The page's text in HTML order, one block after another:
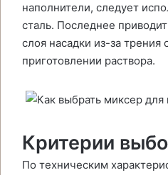
наполнители, следует
сталь. Последнее
слоя насадки из-за
приготовлении раствора.
Критерии
По техническим